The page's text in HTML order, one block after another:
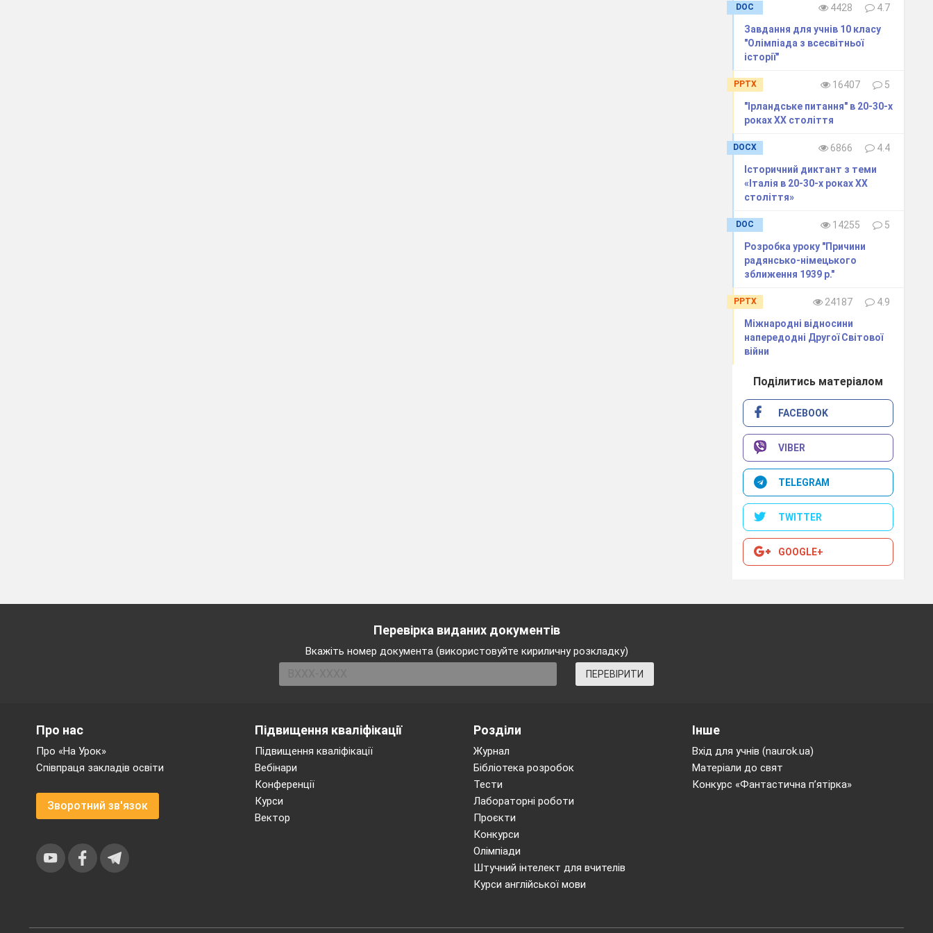
Концентраційний табір – важливий елемент у насадженні «нового порядку»
DOC 4428
4.7
Завдання для учнів 10 класу
"Олімпіада з всесвітньої
історії"
PPTX 16407
5
"Ірландське питання" в 20-30-х
роках ХХ століття
DOCX 6866
4.4
Історичний диктант з теми
«Італія в 20-30-х роках ХХ
століття»
DOC 14255
5
Розробка уроку "Причини
радянсько-німецького
зближення 1939 р."
PPTX 24187
4.9
Міжнародні відносини
напередодні Другої Світової
війни
Поділитись матеріалом
FACEBOOK
VIBER
TELEGRAM
TWITTER
GOOGLE+
Перевірка виданих документів
Вкажіть номер документа (використовуйте кириличну розкладку)
ПЕРЕВІРИТИ
Підвищення кваліфікації
Підвищення кваліфікації
Вебінари
Конференції
Курси
Вектор
Розділи
Журнал
Бібліотека розробок
Тести
Лабораторні роботи
Проєкти
Конкурси
Олімпіади
Штучний інтелект для вчителів
Курси англійської мови
Про нас
Про «На Урок»
Співпраця закладів освіти
Зворотний зв'язок
Інше
Вхід для учнів (naurok.ua)
Матеріали до свят
Конкурс «Фантастична п’ятірка»